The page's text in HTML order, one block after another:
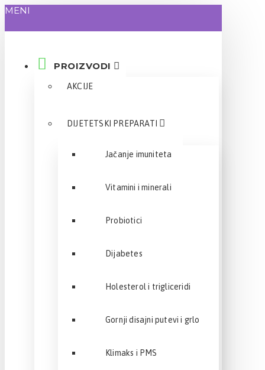
MENI
PROIZVODI
AKCIJE
DIJETETSKI PREPARATI
Jačanje imuniteta
Vitamini i minerali
Probiotici
Dijabetes
Holesterol i trigliceridi
Gornji disajni putevi i grlo
Klimaks i PMS